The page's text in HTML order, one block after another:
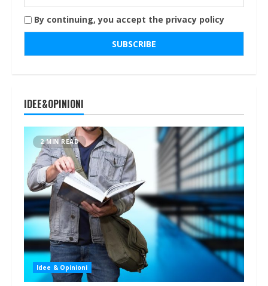
By continuing, you accept the privacy policy
IDEE&OPINIONI
2 MIN READ
Idee & Opinioni